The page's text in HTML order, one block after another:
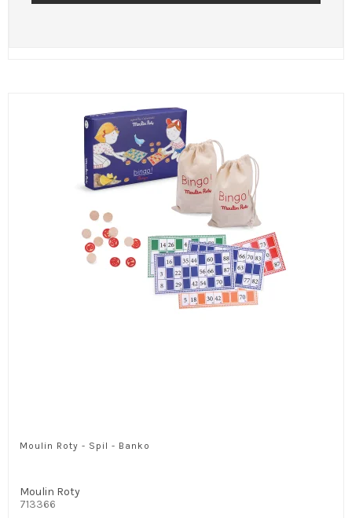
Moulin Roty - Spil - Banko
Moulin Roty
713366